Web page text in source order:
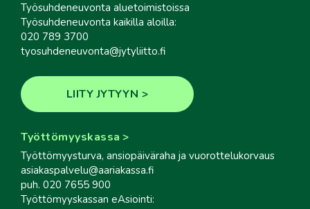
Työsuhdeneuvonta aluetoimistoissa
Työsuhdeneuvonta kaikilla aloilla:
020 789 3700
tyosuhdeneuvonta@jytyliitto.fi
LIITY JYTYYN
Työttömyyskassa
Työttömyysturva, ansiopäiväraha ja vuorottelukorvaus
asiakaspalvelu@aariakassa.fi
puh. 020 7655 900
Työttömyyskassan eAsiointi: